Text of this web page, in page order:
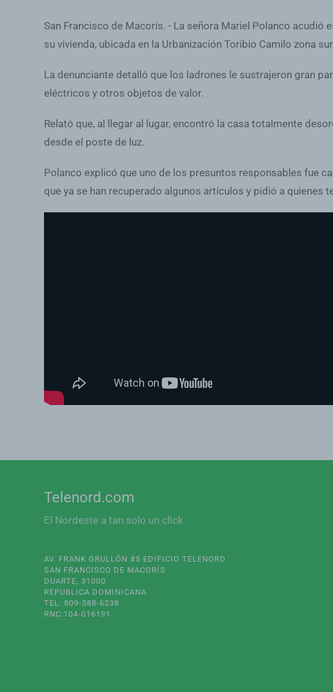
San Francisco de Macorís. - La señora Mariel Polanco
su vivienda, ubicada en la Urbanización Toribio Camilo zona
La denunciante detalló que los ladrones le sustrajeron gran
eléctricos y otros objetos de valor.
Relató que, al llegar al lugar, encontró la casa totalmente
desde el poste de luz.
Polanco explicó que uno de los presuntos responsables fue
que ya se han recuperado algunos artículos y pidió a quienes
Telenord.com
El Nordeste a tan solo un click
AV. FRANK GRULLÓN #5 EDIFICIO TELENORD
SAN FRANCISCO DE MACORÍS
DUARTE, 31000
REPUBLICA DOMINICANA
TEL: 809-588-6238
RNC:104-016191